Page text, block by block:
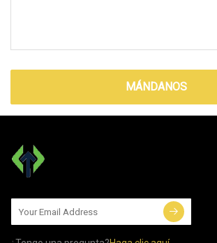
MÁNDANOS